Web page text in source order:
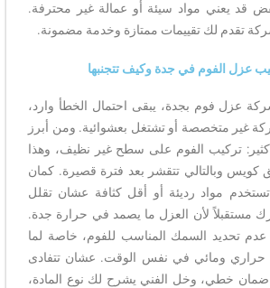
قد يعني مواد سيئة أو عمالة غير محترفة.
تقدم لك تقييمات ممتازة وخدمة مضمونة.
عزل الفوم في جدة وكيف تتجنبها
عزل فوم بجدة، يبقى احتمال الخطأ وارد،
غير متخصصة أو تشتغل بعشوائية. ومن أبرز
تركيب الفوم على سطح غير نظيف، وهذا
كويس وبالتالي تتقشر بعد فترة قصيرة. كمان
مواد رديئة أو أقل كثافة عشان تقلل
مستقبلاً لأن العزل ما يصمد في حرارة جدة.
تحديد السمك المناسب للفوم، خاصة لما
ومائي في نفس الوقت. عشان تتفادى
ضمان خطي، وخل الفني يشرح لك نوع المادة،